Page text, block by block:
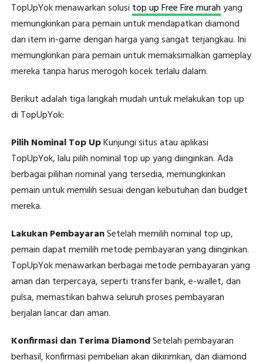
TopUpYok menawarkan solusi top up Free Fire murahyang
memungkinkan para pemain untuk mendapatkan diamond
dan item in-game dengan harga yang sangat terjangkau. Ini
memungkinkan para pemain untuk memaksimalkan gameplay
mereka tanpa harus merogoh kocek terlalu dalam.
Berikut adalah tiga langkah mudah untuk melakukan top up
di TopUpYok:
Pilih Nominal Top UpKunjungi situs atau aplikasi
TopUpYok, lalu pilih nominal top up yang diinginkan. Ada
berbagai pilihan nominal yang tersedia, memungkinkan
pemain untuk memilih sesuai dengan kebutuhan dan budget
mereka.
Lakukan PembayaranSetelah memilih nominal top up,
pemain dapat memilih metode pembayaran yang diinginkan.
TopUpYok menawarkan berbagai metode pembayaran yang
aman dan terpercaya, seperti transfer bank, e-wallet, dan
pulsa, memastikan bahwa seluruh proses pembayaran
berjalan lancar dan aman.
Konfirmasi dan Terima DiamondSetelah pembayaran
berhasil, konfirmasi pembelian akan dikirimkan, dan diamond